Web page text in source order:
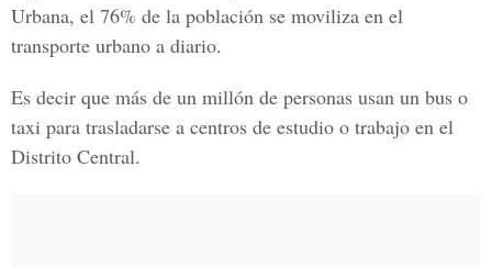
Urbana, el 76% de la población se moviliza en el
transporte urbano a diario.
Es decir que más de un millón de personas usan un bus o
taxi para trasladarse a centros de estudio o trabajo en el
Distrito Central.